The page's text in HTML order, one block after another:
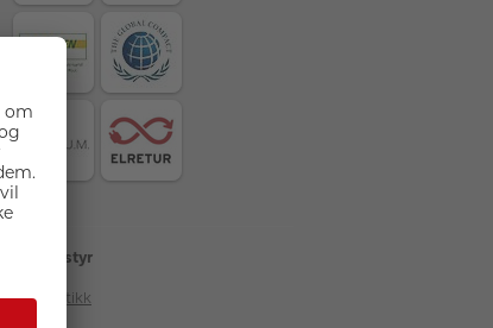
Fotoutstyr
Fotobutikk